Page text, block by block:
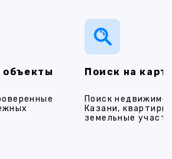
объекты Поиск на
Поиск
Казани,
земельные